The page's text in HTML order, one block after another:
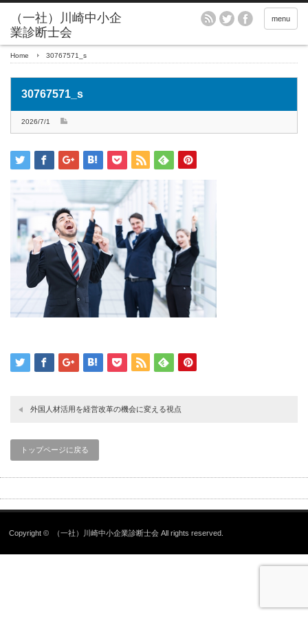
menu
Home 30767571_s
30767571_s
2026/7/1
外国人材活用を経営改革の機会に変える視点
トップページに戻る
Copyright © （一社）川崎中小企業診断士会 All rights reserved.